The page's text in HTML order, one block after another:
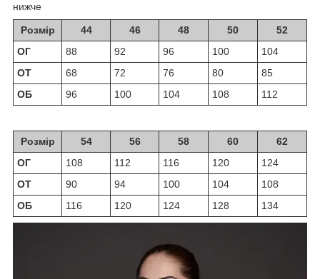
нижче
Розмір 44 46 48 50
52
ОГ
88 92 96 100
104
ОТ
68 72 76 80
85
ОБ
96 100 104 108 112
Розмір 54 56 58 60
62
ОГ
108 112 116 120
124
ОТ
90 94 100 104
108
ОБ
116 120 124 128 134